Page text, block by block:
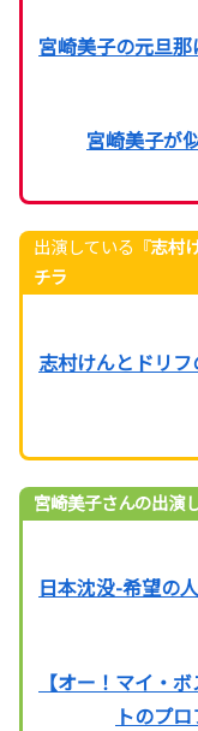
宮崎美子の元旦
宮崎美子が
出演している『志村
チラ
志村けんとドリ
宮崎美子さんの出演
日本沈没-希望の
【オー！マイ・
トのプ